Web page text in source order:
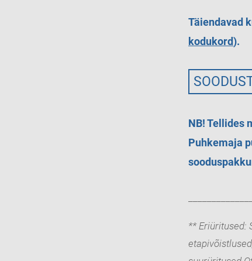
Täiendavad
kodukord).
NB! Tellides
Puhkemaja
** Eriüritused: